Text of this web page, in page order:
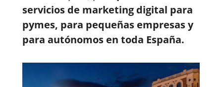
servicios de marketing digital para
pymes, para pequeñas empresas y
para autónomos en toda España.